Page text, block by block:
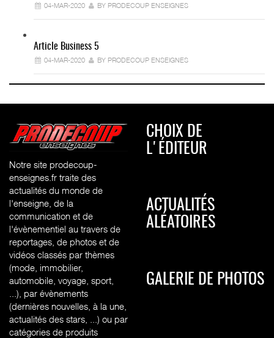
04-MAR-2020 BY PRODECOUP ENSEIGNES
Article Business 5
04-MAR-2020 BY PRODECOUP ENSEIGNES
Notre site prodecoup-
enseignes.fr traite des
actualités du monde de
l'enseigne, de la
communication et de
l'évènementiel au travers de
reportages, de photos et de
vidéos classés par thèmes
(mode, immobilier,
automobile, voyage, sport,
...), par évènements
(dernières nouvelles, à la une,
actualités des stars, ...) ou par
catégories de produits
CHOIX DE
L'ÉDITEUR
ACTUALITÉS
ALÉATOIRES
GALERIE DE PHOTOS